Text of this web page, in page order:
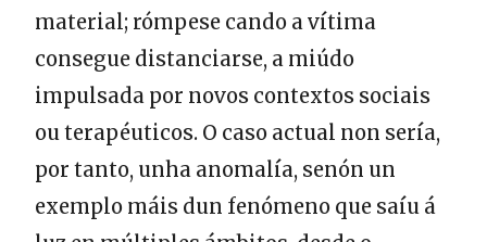
material; rómpese cando a vítima
consegue distanciarse, a miúdo
impulsada por novos contextos sociais
ou terapéuticos. O caso actual non sería,
por tanto, unha anomalía, senón un
exemplo máis dun fenómeno que saíu á